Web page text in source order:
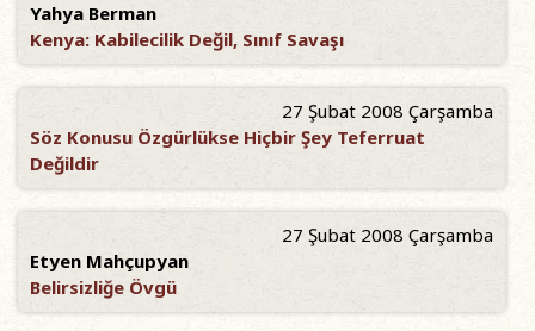
Yahya Berman
Kenya: Kabilecilik Değil, Sınıf Savaşı
27 Şubat 2008 Çarşamba
Söz Konusu Özgürlükse Hiçbir Şey Teferruat
Değildir
27 Şubat 2008 Çarşamba
Etyen Mahçupyan
Belirsizliğe Övgü